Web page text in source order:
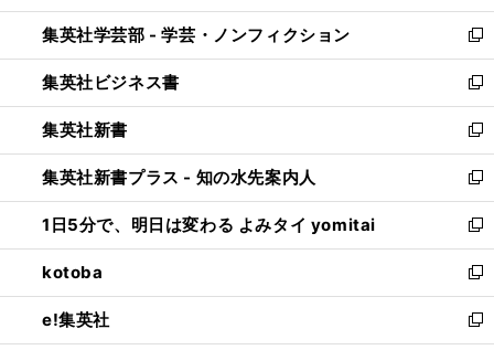
開
く
ウ
で
開
く
ン
ド
ウ
で
開
く
ウ
ィ
ン
ド
ウ
で
開
く
集英社学芸部 - 学芸・ノンフィクション
新
し
い
ウ
ィ
ン
ド
ウ
で
開
く
集英社ビジネス書
新
し
い
ウ
ィ
ン
ド
ウ
で
開
く
集英社新書
新
し
い
ウ
ィ
ン
ド
ウ
で
開
集英社新書プラス - 知の水先案内人
新
し
い
ウ
ィ
ン
ド
ウ
1日5分で、明日は変わる よみタイ yomitai
新
し
い
ウ
ィ
ン
kotoba
新
し
い
e!集英社
新